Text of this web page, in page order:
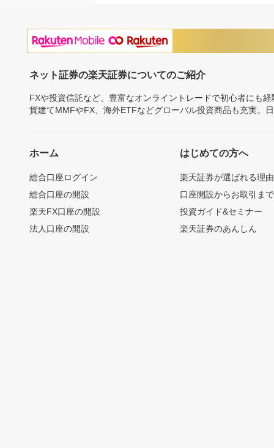
ネット証券の楽天証券についてのご紹介
FXや投資信託など、豊富なオンライントレードで初心者にも
貨建てMMFやFX、海外ETFなどグローバル投資商品も充実。
ホーム
総合口座ログイン
総合口座の開設
楽天FX口座の開設
法人口座の開設
はじめての方へ
楽天証券が選ばれる理由
口座開設からお取引ま
投資ガイド&セミナー
楽天証券のあんしん